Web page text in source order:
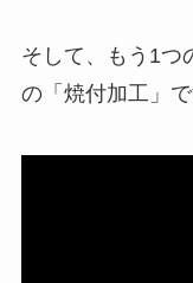
そして、もう1つ
の「焼付加工」で